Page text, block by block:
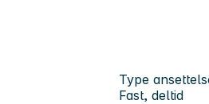
Type
Fast, deltid